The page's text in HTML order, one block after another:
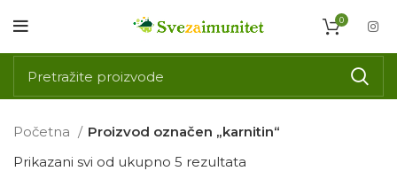
0
Početna
Proizvod označen „karnitin“
Prikazani svi od ukupno 5 rezultata